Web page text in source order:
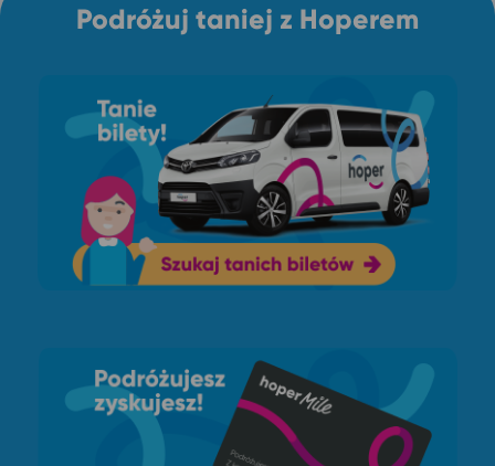
Podróżuj taniej z Hoperem